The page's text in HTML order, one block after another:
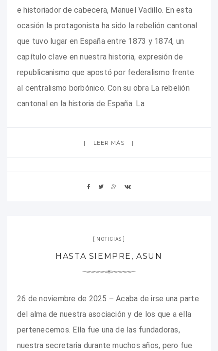
e historiador de cabecera, Manuel Vadillo. En esta
ocasión la protagonista ha sido la rebelión cantonal
que tuvo lugar en España entre 1873 y 1874, un
capítulo clave en nuestra historia, expresión de
republicanismo que apostó por federalismo frente
al centralismo borbónico. Con su obra La rebelión
cantonal en la historia de España. La
LEER MÁS
NOTICIAS
HASTA SIEMPRE, ASUN
26 de noviembre de 2025 – Acaba de irse una parte
del alma de nuestra asociación y de los que a ella
pertenecemos. Ella fue una de las fundadoras,
nuestra secretaria durante muchos años, pero fue